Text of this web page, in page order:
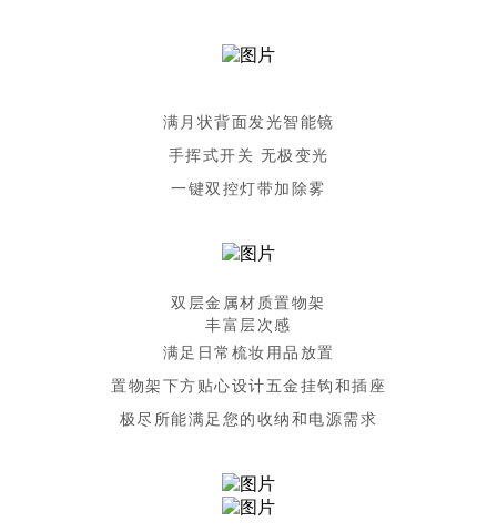
满月状背面发光智能镜
手挥式开关 无极变光
一键双控灯带加除雾
双层金属材质置物架
丰富层次感
满足日常梳妆用品放置
置物架下方贴心设计五金挂钩和插座
极尽所能满足您的收纳和电源需求